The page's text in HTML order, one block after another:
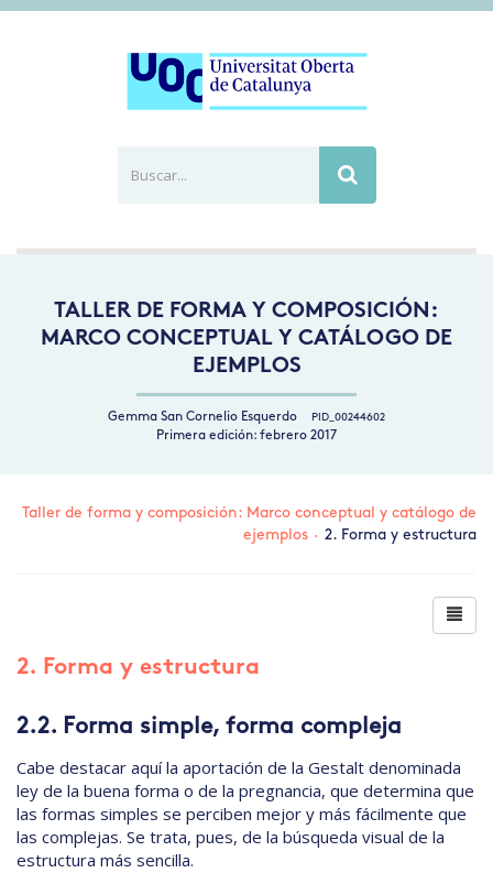
TALLER DE FORMA Y COMPOSICIÓN:
MARCO CONCEPTUAL Y CATÁLOGO DE
EJEMPLOS
Gemma San Cornelio Esquerdo PID_00244602
Primera edición: febrero 2017
Taller de forma y composición: Marco conceptual y catálogo de
ejemplos · 2. Forma y estructura
2. Forma y estructura
2.2. Forma simple, forma compleja
Cabe destacar aquí la aportación de la Gestalt denominada
ley de la buena forma o de la pregnancia, que determina que
las formas simples se perciben mejor y más fácilmente que
las complejas. Se trata, pues, de la búsqueda visual de la
estructura más sencilla.